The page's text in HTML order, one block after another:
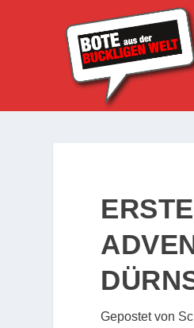
Gepostet von